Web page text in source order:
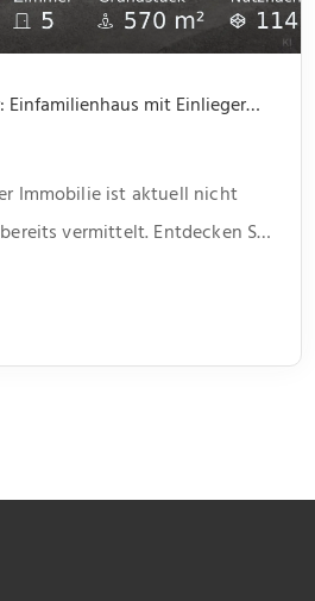
Nicht mehr verfügbar: Einfamilienhaus mit Einliegerwohnung, Garage, Garten -offene Besichtigung 31.07 um 14.00 bis 15.30
Immobilie ist aktuell nicht
vermittelt. Entdecken Sie